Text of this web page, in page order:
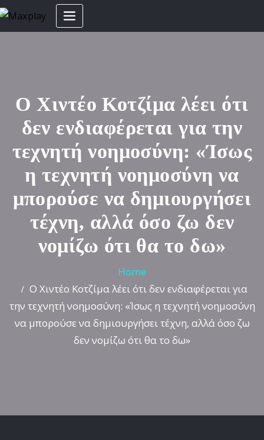
Ο Χιντέο Κοτζίμα λέει ότι
δεν ενδιαφέρεται για την
τεχνητή νοημοσύνη: «Ίσως
η τεχνητή νοημοσύνη να
μπορούσε να δημιουργήσει
τέχνη, αλλά όσο ζω δεν
νομίζω ότι θα το δω»
Home
Ο Χιντέο Κοτζίμα λέει ότι δεν ενδιαφέρεται για
την τεχνητή νοημοσύνη: «Ίσως η τεχνητή νοημοσύνη
να μπορούσε να δημιουργήσει τέχνη, αλλά όσο ζω
δεν νομίζω ότι θα το δω»